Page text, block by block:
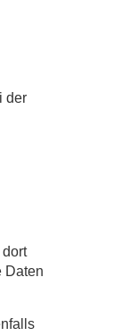
der
Daten